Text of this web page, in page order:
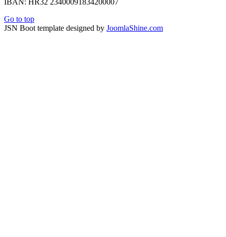
Go to top
JSN Boot template designed by JoomlaShine.com